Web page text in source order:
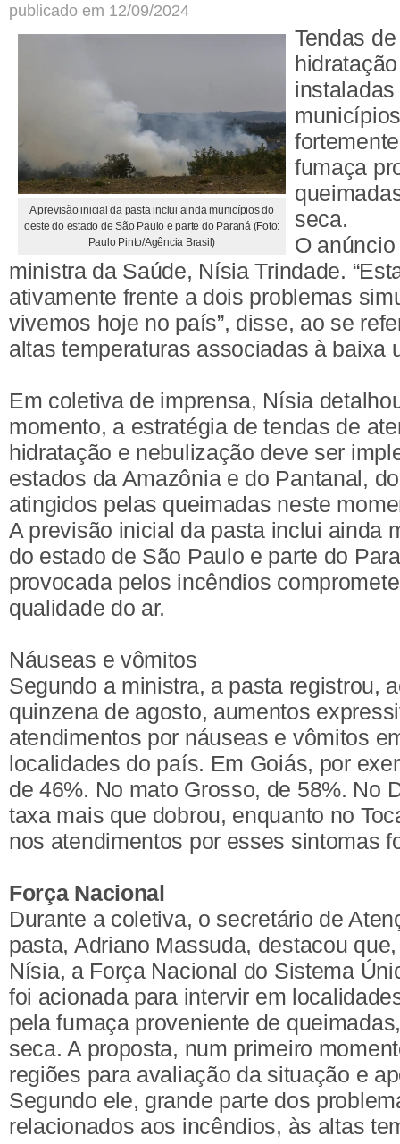
publicado em 12/09/2024
A previsão inicial da pasta inclui ainda municípios do
oeste do estado de São Paulo e parte do Paraná (Foto:
Paulo Pinto/Agência Brasil)
Tendas
fumaça
seca.
O
ministra da Saúde, Nísia Trindade.
ativamente frente a dois problemas
vivemos hoje no país”, disse, ao se
altas temperaturas associadas à baixa
Em coletiva de imprensa, Nísia
momento, a estratégia de tendas de
hidratação e nebulização deve ser
estados da Amazônia e do Pantanal,
atingidos pelas queimadas neste
A previsão inicial da pasta inclui ainda
do estado de São Paulo e parte do
provocada pelos incêndios
qualidade do ar.
Náuseas e vômitos
Segundo a ministra, a pasta registrou,
quinzena de agosto, aumentos
atendimentos por náuseas e vômitos
localidades do país. Em Goiás, por
de 46%. No mato Grosso, de 58%. No
taxa mais que dobrou, enquanto no
nos atendimentos por esses sintomas
Força Nacional
Durante a coletiva, o secretário de
pasta, Adriano Massuda, destacou
Nísia, a Força Nacional do Sistema
foi acionada para intervir em
pela fumaça proveniente de
seca. A proposta, num primeiro
regiões para avaliação da situação e
Segundo ele, grande parte dos
relacionados aos incêndios, às altas